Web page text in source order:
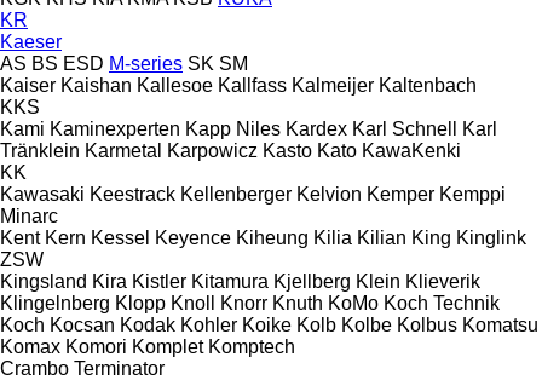
KR
Kaeser
AS BS ESD M-series SK SM
Kaiser Kaishan Kallesoe Kallfass Kalmeijer Kaltenbach
KKS
Kami Kaminexperten Kapp Niles Kardex Karl Schnell
Karl
Tränklein Karmetal Karpowicz Kasto Kato KawaKenki
KK
Kawasaki Keestrack Kellenberger Kelvion Kemper Kemppi
Minarc
Kent Kern Kessel Keyence Kiheung Kilia Kilian King Kinglink
ZSW
Kingsland Kira Kistler Kitamura Kjellberg Klein Klieverik
Klingelnberg Klopp Knoll Knorr Knuth KoMo Koch Technik
Koch Kocsan Kodak Kohler Koike Kolb Kolbe Kolbus Komatsu
Komax Komori Komplet Komptech
Crambo Terminator